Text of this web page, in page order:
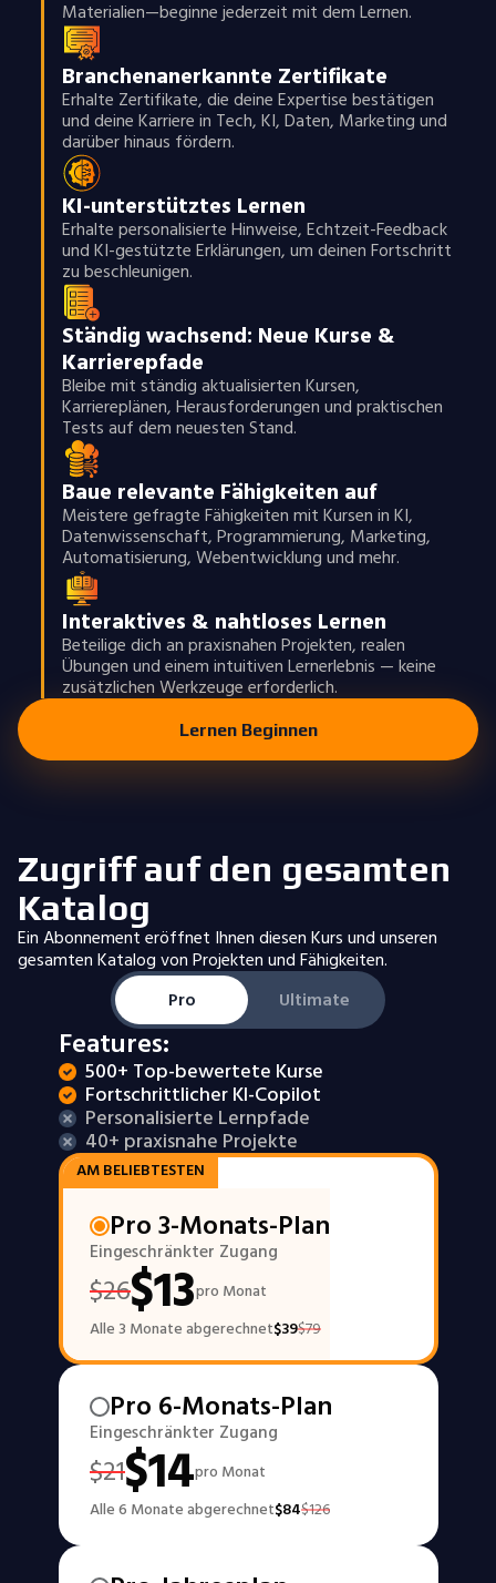
Materialien—beginne jederzeit mit dem Lernen.
Branchenanerkannte Zertifikate
Erhalte Zertifikate, die deine Expertise bestätigen
und deine Karriere in Tech, KI, Daten, Marketing und
darüber hinaus fördern.
KI-unterstütztes Lernen
Erhalte personalisierte Hinweise, Echtzeit-Feedback
und KI-gestützte Erklärungen, um deinen Fortschritt
zu beschleunigen.
Ständig wachsend: Neue Kurse &
Karrierepfade
Bleibe mit ständig aktualisierten Kursen,
Karriereplänen, Herausforderungen und praktischen
Tests auf dem neuesten Stand.
Baue relevante Fähigkeiten auf
Meistere gefragte Fähigkeiten mit Kursen in KI,
Datenwissenschaft, Programmierung, Marketing,
Automatisierung, Webentwicklung und mehr.
Interaktives & nahtloses Lernen
Beteilige dich an praxisnahen Projekten, realen
Übungen und einem intuitiven Lernerlebnis — keine
zusätzlichen Werkzeuge erforderlich.
Lernen Beginnen
Zugriff auf den gesamten
Katalog
Ein Abonnement eröffnet Ihnen diesen Kurs und unseren
gesamten Katalog von Projekten und Fähigkeiten.
Pro
Ultimate
Features:
500+ Top-bewertete Kurse
Fortschrittlicher KI-Copilot
Personalisierte Lernpfade
40+ praxisnahe Projekte
AM BELIEBTESTEN
Pro 3-Monats-Plan
Eingeschränkter Zugang
$26$13pro Monat
Alle 3 Monate abgerechnet$39$79
Pro 6-Monats-Plan
Eingeschränkter Zugang
$21$14pro Monat
Alle 6 Monate abgerechnet$84$126